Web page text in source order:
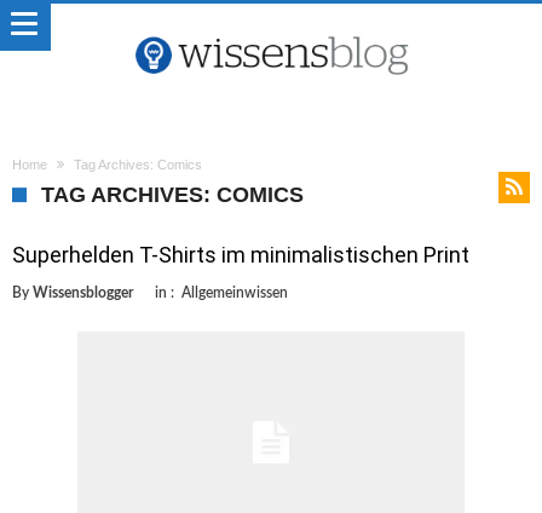
Home Tag Archives: Comics
TAG ARCHIVES: COMICS
Superhelden T-Shirts im minimalistischen Print
By Wissensblogger in : Allgemeinwissen